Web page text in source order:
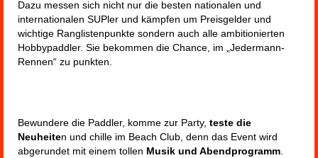
Dazu messen sich nicht nur die besten nationalen und
internationalen SUPler und kämpfen um Preisgelder und
wichtige Ranglistenpunkte sondern auch alle ambitionierten
Hobbypaddler. Sie bekommen die Chance, im „Jedermann-
Rennen“ zu punkten.
Bewundere die Paddler, komme zur Party, teste die
Neuheiten und chille im Beach Club, denn das Event wird
abgerundet mit einem tollen Musik und Abendprogramm